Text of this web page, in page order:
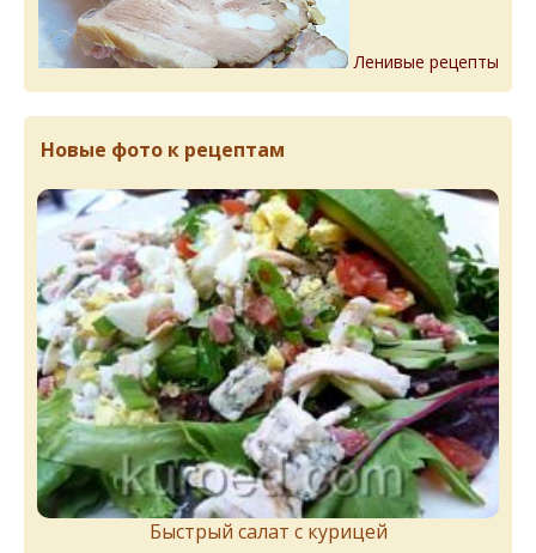
Ленивые рецепты
Новые фото к рецептам
Быстрый салат с курицей